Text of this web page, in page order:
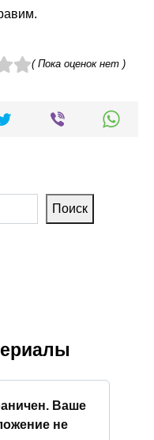
( Пока оценок нет )
Поиск
Ваше
не